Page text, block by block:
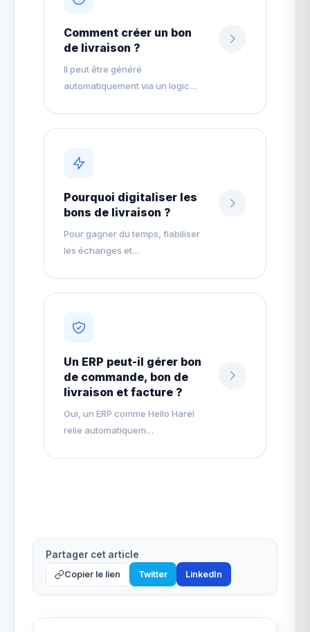
Comment créer un bon
de livraison ?
Il peut être généré
automatiquement via un logic…
Pourquoi digitaliser les
bons de livraison ?
Pour gagner du temps, fiabiliser
les échanges et…
Un ERP peut-il gérer bon
de commande, bon de
livraison et facture ?
Oui, un ERP comme Hello Harel
relie automatiquem…
Partager cet article
Copier le lien Twitter LinkedIn